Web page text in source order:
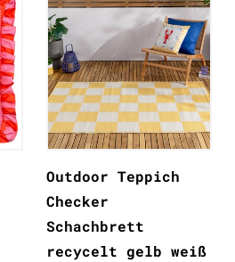
Outdoor Teppich
Checker
Schachbrett
recycelt gelb weiß